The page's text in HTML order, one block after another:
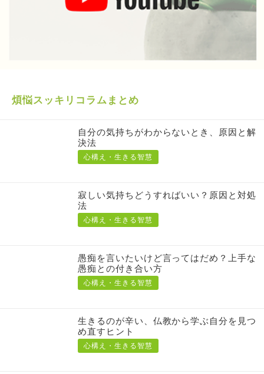
煩悩スッキリコラムまとめ
自分の気持ちがわからないとき、原因と解
決法
心構え・生きる智慧
寂しい気持ちどうすればいい？原因と対処
法
心構え・生きる智慧
愚痴を言いたいけど言ってはだめ？上手な
愚痴との付き合い方
心構え・生きる智慧
生きるのが辛い、仏教から学ぶ自分を見つ
め直すヒント
心構え・生きる智慧